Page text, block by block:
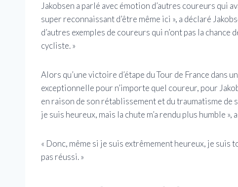
Jakobsen a parlé avec émotion d’autres coureurs qui
super reconnaissant d’être même ici », a déclaré
d’autres exemples de coureurs qui n’ont pas la
cycliste. »
Alors qu’une victoire d’étape du Tour de France dans
exceptionnelle pour n’importe quel coureur, pour
en raison de son rétablissement et du traumatisme de
je suis heureux, mais la chute m’a rendu plus humble »,
« Donc, même si je suis extrêmement heureux, je suis
pas réussi. »